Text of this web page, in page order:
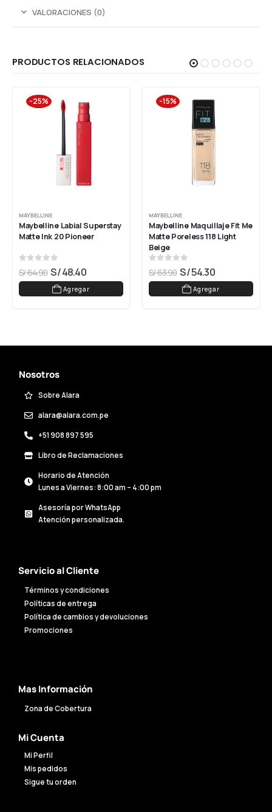
VALORACIONES (0)
PRODUCTOS RELACIONADOS
-25%
MAYBELLINE
Maybelline Labial Superstay
Matte Ink 20 Pioneer
out of 5
S/64.90 S/48.40
Agregar
-15%
MAYBELLINE
Maybelline Maquillaje Fit Me
Matte Poreless 118 Light
Beige
out of 5
S/63.90 S/54.30
Agregar
Nosotros
Sobre Alara
alara@alara.com.pe
+51 908 897 595
Libro de Reclamaciones
Horario de Atención
Lunes a Viernes: 8:00 am – 4:00 pm
Asesoría por WhatsApp
Atención personalizada.
Servicio al Cliente
Términos y condiciones
Políticas de entrega
Política de cambios y devoluciones
Promociones
Mas Información
Zona de Cobertura
Mi Cuenta
Mi Perfil
Mis pedidos
Sigue tu orden